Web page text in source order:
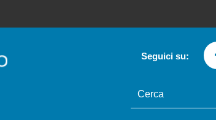
Seguici su:
testo
da